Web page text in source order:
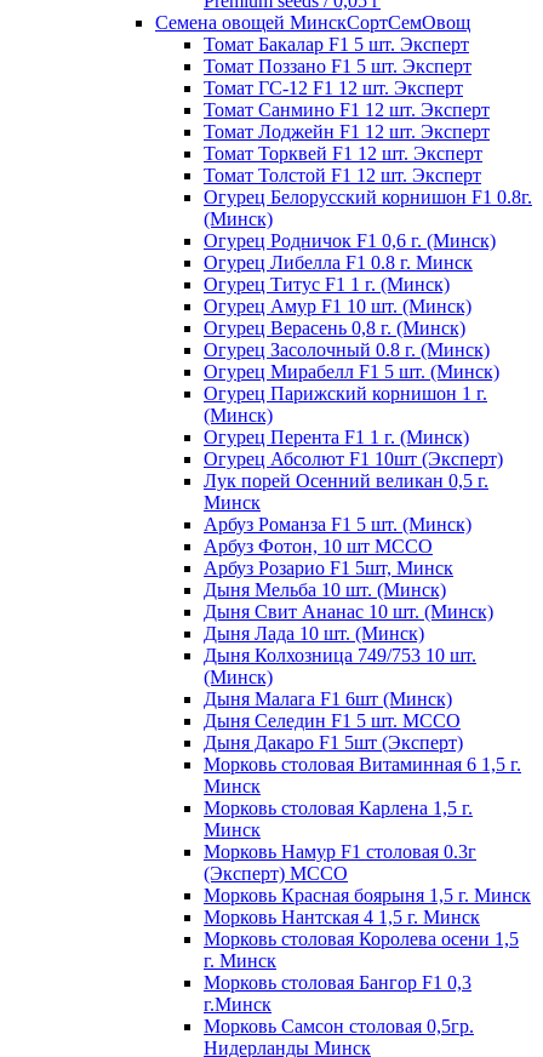
Семена овощей МинскСортСемОвощ
Томат Бакалар F1 5 шт. Эксперт
Томат Поззано F1 5 шт. Эксперт
Томат ГС-12 F1 12 шт. Эксперт
Томат Санмино F1 12 шт. Эксперт
Томат Лоджейн F1 12 шт. Эксперт
Томат Торквей F1 12 шт. Эксперт
Томат Толстой F1 12 шт. Эксперт
Огурец Белорусский корнишон F1 0.8г.
(Минск)
Огурец Родничок F1 0,6 г. (Минск)
Огурец Либелла F1 0.8 г. Минск
Огурец Титус F1 1 г. (Минск)
Огурец Амур F1 10 шт. (Минск)
Огурец Верасень 0,8 г. (Минск)
Огурец Засолочный 0.8 г. (Минск)
Огурец Мирабелл F1 5 шт. (Минск)
Огурец Парижский корнишон 1 г.
(Минск)
Огурец Перента F1 1 г. (Минск)
Огурец Абсолют F1 10шт (Эксперт)
Лук порей Осенний великан 0,5 г.
Минск
Арбуз Романза F1 5 шт. (Минск)
Арбуз Фотон, 10 шт МССО
Арбуз Розарио F1 5шт, Минск
Дыня Мельба 10 шт. (Минск)
Дыня Свит Ананас 10 шт. (Минск)
Дыня Лада 10 шт. (Минск)
Дыня Колхозница 749/753 10 шт.
(Минск)
Дыня Малага F1 6шт (Минск)
Дыня Селедин F1 5 шт. МССО
Дыня Дакаро F1 5шт (Эксперт)
Морковь столовая Витаминная 6 1,5 г.
Минск
Морковь столовая Карлена 1,5 г.
Минск
Морковь Намур F1 столовая 0.3г
(Эксперт) МССО
Морковь Красная боярыня 1,5 г. Минск
Морковь Нантская 4 1,5 г. Минск
Морковь столовая Королева осени 1,5
г. Минск
Морковь столовая Бангор F1 0,3
г.Минск
Морковь Самсон столовая 0,5гр.
Нидерланды Минск